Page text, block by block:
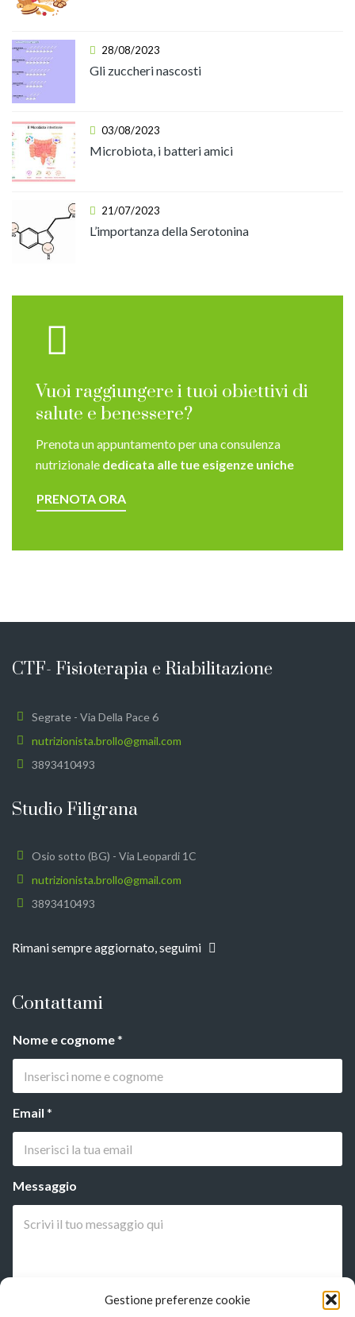
Gestione preferenze cookie
28/08/2023
Gli zuccheri nascosti
03/08/2023
Microbiota, i batteri amici
21/07/2023
L’importanza della Serotonina
Vuoi raggiungere i tuoi obiettivi di
salute e benessere?
Prenota un appuntamento per una consulenza
nutrizionale dedicata alle tue esigenze uniche
PRENOTA ORA
CTF- Fisioterapia e Riabilitazione
Segrate - Via Della Pace 6
nutrizionista.brollo@gmail.com
3893410493
Studio Filigrana
Osio sotto (BG) - Via Leopardi 1C
nutrizionista.brollo@gmail.com
3893410493
Rimani sempre aggiornato, seguimi
Contattami
Nome e cognome*
Email *
Messaggio